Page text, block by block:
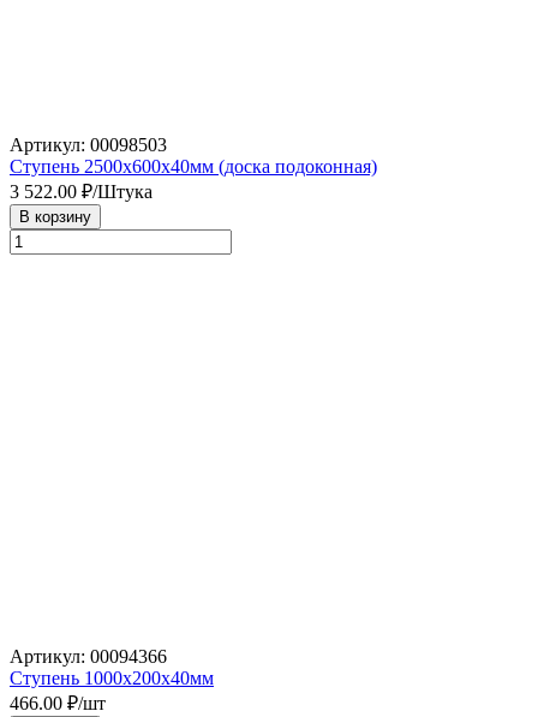
Артикул: 00098503
Ступень 2500х600х40мм (доска подоконная)
3 522.00 ₽/Штука
В корзину
Артикул: 00094366
Ступень 1000х200х40мм
466.00 ₽/шт